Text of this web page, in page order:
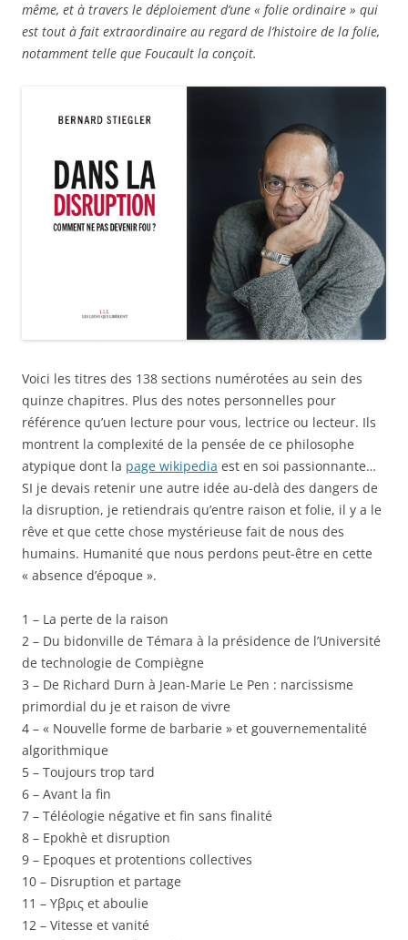
même, et à travers le déploiement d’une « folie ordinaire » qui
est tout à fait extraordinaire au regard de l’histoire de la folie,
notamment telle que Foucault la conçoit.
Voici les titres des 138 sections numérotées au sein des
quinze chapitres. Plus des notes personnelles pour
référence qu’uen lecture pour vous, lectrice ou lecteur. Ils
montrent la complexité de la pensée de ce philosophe
atypique dont la page wikipedia est en soi passionnante…
SI je devais retenir une autre idée au-delà des dangers de
la disruption, je retiendrais qu’entre raison et folie, il y a le
rêve et que cette chose mystérieuse fait de nous des
humains. Humanité que nous perdons peut-être en cette
« absence d’époque ».
1 – La perte de la raison
2 – Du bidonville de Témara à la présidence de l’Université
de technologie de Compiègne
3 – De Richard Durn à Jean-Marie Le Pen : narcissisme
primordial du je et raison de vivre
4 – « Nouvelle forme de barbarie » et gouvernementalité
algorithmique
5 – Toujours trop tard
6 – Avant la fin
7 – Téléologie négative et fin sans finalité
8 – Epokhè et disruption
9 – Epoques et protentions collectives
10 – Disruption et partage
11 – Υβρις et aboulie
12 – Vitesse et vanité